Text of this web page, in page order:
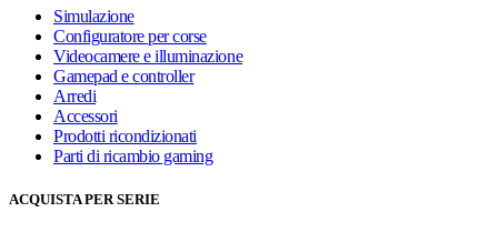
Simulazione
Configuratore per corse
Videocamere e illuminazione
Gamepad e controller
Arredi
Accessori
Prodotti ricondizionati
Parti di ricambio gaming
ACQUISTA PER SERIE